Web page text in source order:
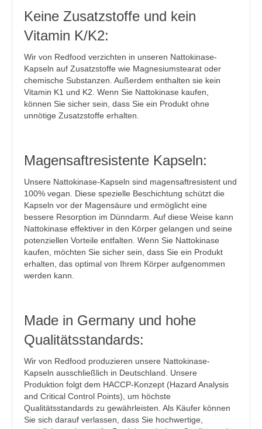
Keine Zusatzstoffe und kein
Vitamin K/K2:
Wir von Redfood verzichten in unseren Nattokinase-
Kapseln auf Zusatzstoffe wie Magnesiumstearat oder
chemische Substanzen. Außerdem enthalten sie kein
Vitamin K1 und K2. Wenn Sie Nattokinase kaufen,
können Sie sicher sein, dass Sie ein Produkt ohne
unnötige Zusatzstoffe erhalten.
Magensaftresistente Kapseln:
Unsere Nattokinase-Kapseln sind magensaftresistent und
100% vegan. Diese spezielle Beschichtung schützt die
Kapseln vor der Magensäure und ermöglicht eine
bessere Resorption im Dünndarm. Auf diese Weise kann
Nattokinase effektiver in den Körper gelangen und seine
potenziellen Vorteile entfalten. Wenn Sie Nattokinase
kaufen, möchten Sie sicher sein, dass Sie ein Produkt
erhalten, das optimal von Ihrem Körper aufgenommen
werden kann.
Made in Germany und hohe
Qualitätsstandards:
Wir von Redfood produzieren unsere Nattokinase-
Kapseln ausschließlich in Deutschland. Unsere
Produktion folgt dem HACCP-Konzept (Hazard Analysis
and Critical Control Points), um höchste
Qualitätsstandards zu gewährleisten. Als Käufer können
Sie sich darauf verlassen, dass Sie hochwertige,